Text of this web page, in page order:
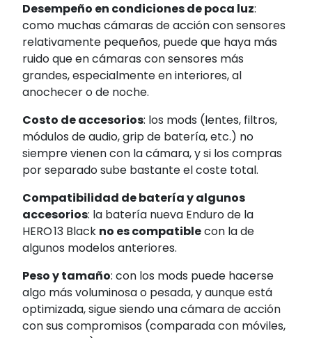
Desempeño en condiciones de poca luz:
como muchas cámaras de acción con sensores
relativamente pequeños, puede que haya más
ruido que en cámaras con sensores más
grandes, especialmente en interiores, al
anochecer o de noche.
Costo de accesorios: los mods (lentes, filtros,
módulos de audio, grip de batería, etc.) no
siempre vienen con la cámara, y si los compras
por separado sube bastante el coste total.
Compatibilidad de batería y algunos
accesorios: la batería nueva Enduro de la
HERO 13 Black no es compatiblecon la de
algunos modelos anteriores.
Peso y tamaño: con los mods puede hacerse
algo más voluminosa o pesada, y aunque está
optimizada, sigue siendo una cámara de acción
con sus compromisos (comparada con móviles,